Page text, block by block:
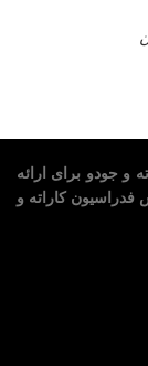
و جودو برای ارائه
کاراته و